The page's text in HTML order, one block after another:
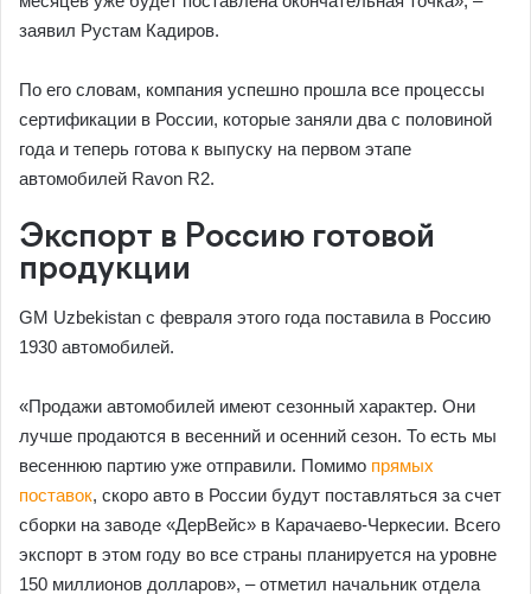
заявил Рустам Кадиров.
По его словам, компания успешно прошла все процессы
сертификации в России, которые заняли два с половиной
года и теперь готова к выпуску на первом этапе
автомобилей Ravon R2.
Экспорт в Россию готовой
продукции
GM Uzbekistan с февраля этого года поставила в Россию
1930 автомобилей.
«Продажи автомобилей имеют сезонный характер. Они
лучше продаются в весенний и осенний сезон. То есть мы
весеннюю партию уже отправили. Помимо прямых
поставок, скоро авто в России будут поставляться за счет
сборки на заводе «ДерВейс» в Карачаево-Черкесии. Всего
экспорт в этом году во все страны планируется на уровне
150 миллионов долларов», – отметил начальник отдела